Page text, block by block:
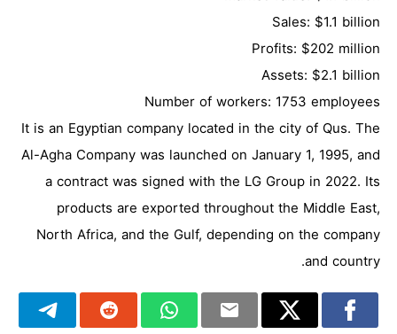
Sales: $1.1 billion
Profits: $202 million
Assets: $2.1 billion
Number of workers: 1753 employees
It is an Egyptian company located in the city of Qus. The
Al-Agha Company was launched on January 1, 1995, and
a contract was signed with the LG Group in 2022. Its
products are exported throughout the Middle East,
North Africa, and the Gulf, depending on the company
and country.